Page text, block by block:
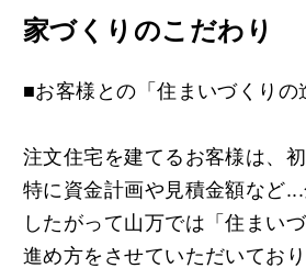
家づくりのこだわり
■お客様との「住まいづくり
注文住宅を建てるお客様は、
特に資金計画や見積金額など
したがって山万では「住まい
進め方をさせていただいており